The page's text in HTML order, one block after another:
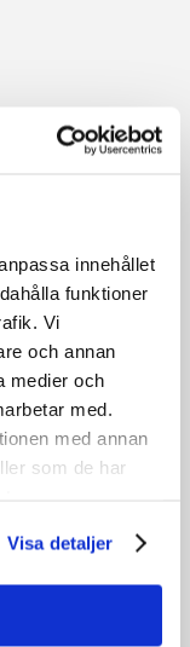
innehållet
funktioner
Vi
och annan
medier och
med.
med annan
som de har
Visa detaljer